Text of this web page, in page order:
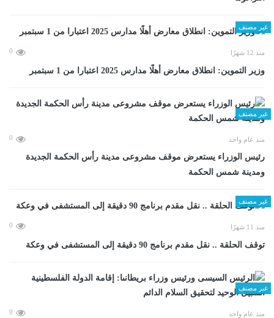
غير مصنف
منذ 12 شهرًا 0
وزير التموين: انطلاق معارض أهلًا مدارس 2025 اعتبارا من 1 سبتمبر
غير مصنف
منذ عام واحد 0
رئيس الوزراء يستعرض موقف مشروعى مدينة رأس الحكمة الجديدة
ومدينة شمس الحكمة
غير مصنف
منذ 11 شهرًا 0
توقف الحلقة .. نقل مقدم برنامج 90 دقيقة إلى المستشفى في وعكة
غير مصنف
منذ عام واحد 0